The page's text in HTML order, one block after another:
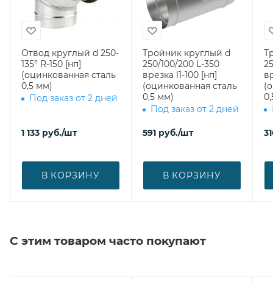
Отвод круглый d 250-
135° R-150 [нп]
(оцинкованная сталь
0,5 мм)
Под заказ от 2 дней
1 133 руб./шт
В КОРЗИНУ
Тройник круглый d
250/100/200 L-350
врезка l1-100 [нп]
(оцинкованная сталь
0,5 мм)
Под заказ от 2 дней
591 руб./шт
В КОРЗИНУ
С этим товаром часто покупают